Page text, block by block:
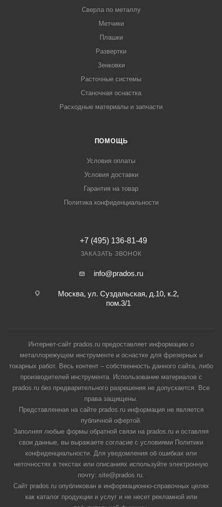
Сверла по металлу
Метчики
Плашки
Развертки
Зенковки
Расточные системы
Станочная оснастка
Расходные материалы и запчасти
ПОМОЩЬ
Условия оплаты
Условия доставки
Гарантия на товар
Политика конфиденциальности
+7 (495) 136-81-49
ЗАКАЗАТЬ ЗВОНОК
info@prados.ru
Москва, ул. Суздальская, д.10, к.2,
пом.3/1
Интернет-сайт prados.ru предоставляет информацию о
металлорежущем инструменте и оснастке для фрезерных и
токарных работ. Весь контент – собственность данного сайта, либо
производителей инструмента. Использование материалов с
prados.ru без предварительного разрешения не допускается. Все
права защищены.
Представленная на сайте prados.ru информация не является
публичной офертой.
Заполняя любые формы обратной связи на prados.ru и оставляя
свои данные, вы выражаете согласие с условиями Политики
конфиденциальности. Для уведомления об ошибках или
неточностях в текстах или описаниях используйте электронную
почту: site@prados.ru.
Сайт prados.ru опубликован в информационно-справочных целях
как каталог продукции и услуг и не несет рекламной или